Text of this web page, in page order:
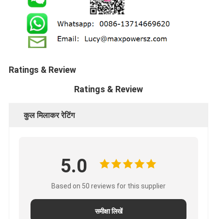
Ratings & Review
Ratings & Review
कुल मिलाकर रेटिंग
5.0
Based on 50 reviews for this supplier
समीक्षा लिखें